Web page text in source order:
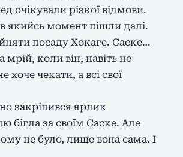
очікували різкої відмови.
якийсь момент пішли далі.
посаду Хокаге. Саске…
мрій, коли він, навіть не
чекати, а всі свої
закріпився ярлик
бігла за своїм Саске. Але
не було, лише вона сама. І